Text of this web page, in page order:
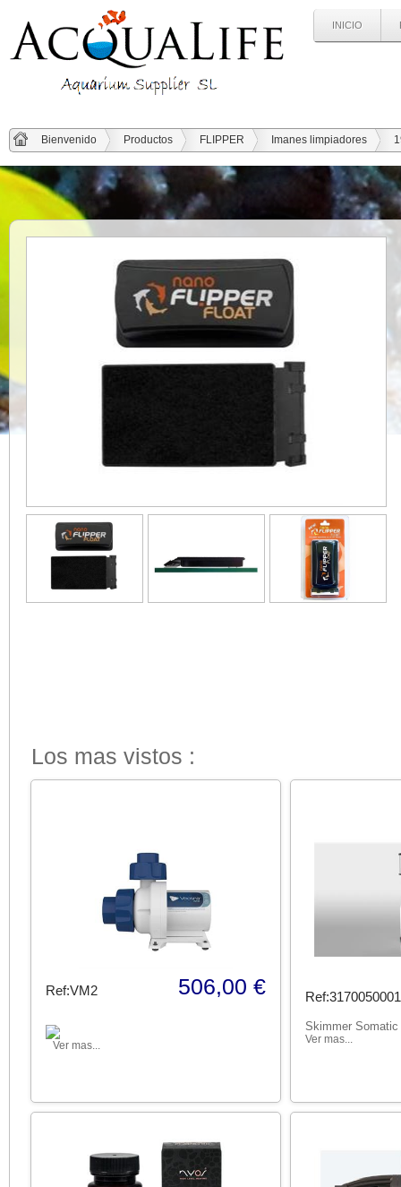
INICIO
Bienvenido Productos FLIPPER Imanes limpiadores
Los mas vistos :
Ref:VM2 506,00 €
Ver mas...
Ref:3170050001
Skimmer Somatic
Ver mas...